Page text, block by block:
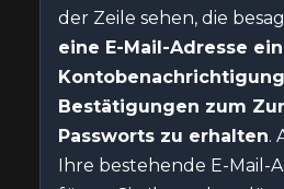
der Zeile sehen, die
eine E-Mail-Adresse
Bestätigungen zum
Passworts zu erhalten.
Ihre bestehende E-Mail-